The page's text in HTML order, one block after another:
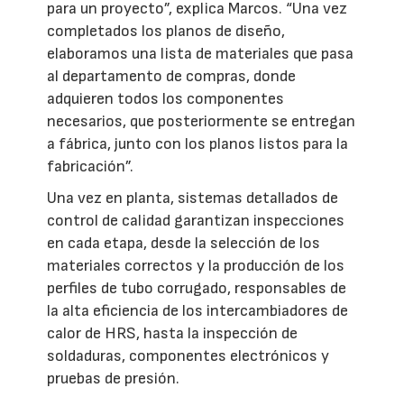
para un proyecto”, explica Marcos. “Una vez
completados los planos de diseño,
elaboramos una lista de materiales que pasa
al departamento de compras, donde
adquieren todos los componentes
necesarios, que posteriormente se entregan
a fábrica, junto con los planos listos para la
fabricación”.
Una vez en planta, sistemas detallados de
control de calidad garantizan inspecciones
en cada etapa, desde la selección de los
materiales correctos y la producción de los
perfiles de tubo corrugado, responsables de
la alta eficiencia de los intercambiadores de
calor de HRS, hasta la inspección de
soldaduras, componentes electrónicos y
pruebas de presión.